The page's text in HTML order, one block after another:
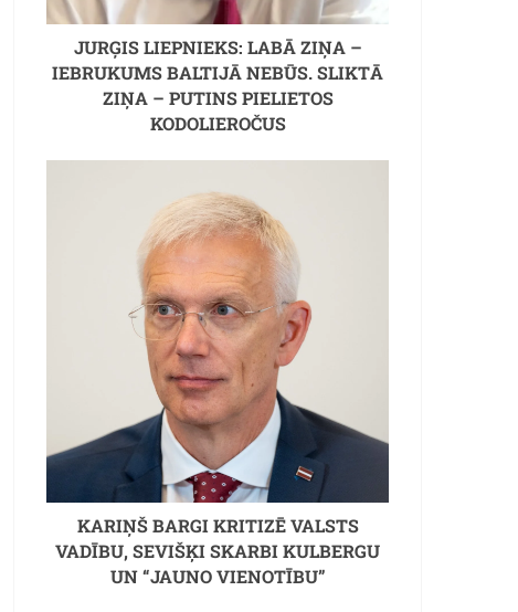
JURĢIS LIEPNIEKS: LABĀ ZIŅA –
IEBRUKUMS BALTIJĀ NEBŪS. SLIKTĀ
ZIŅA – PUTINS PIELIETOS
KODOLIEROČUS
KARIŅŠ BARGI KRITIZĒ VALSTS
VADĪBU, SEVIŠĶI SKARBI KULBERGU
UN “JAUNO VIENOTĪBU”